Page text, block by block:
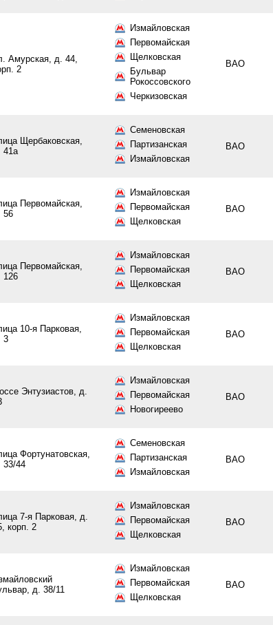
Амурская, д. 44,
2
Измайловская
Первомайская
Щелковская
Бульвар
Рокоссовского
Черкизовская
ВАО
Щербаковская,
41а
Семеновская
Партизанская
Измайловская
ВАО
Первомайская,
56
Измайловская
Первомайская
Щелковская
ВАО
Первомайская,
126
Измайловская
Первомайская
Щелковская
ВАО
10-я Парковая,
3
Измайловская
Первомайская
Щелковская
ВАО
Энтузиастов, д.
Измайловская
Первомайская
Новогиреево
ВАО
Фортунатовская,
33/44
Семеновская
Партизанская
Измайловская
ВАО
7-я Парковая, д.
корп. 2
Измайловская
Первомайская
Щелковская
ВАО
д. 38/11
Измайловская
Первомайская
Щелковская
ВАО